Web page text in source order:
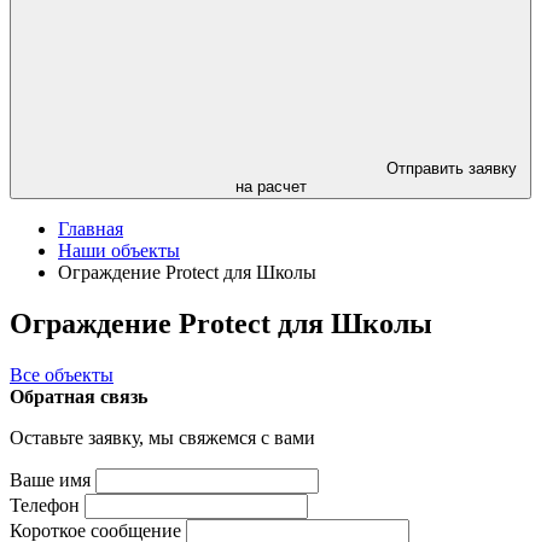
Отправить заявку
на расчет
Главная
Наши объекты
Ограждение Protect для Школы
Ограждение Protect для Школы
Все объекты
Обратная связь
Оставьте заявку, мы свяжемся с вами
Ваше имя
Телефон
Короткое сообщение